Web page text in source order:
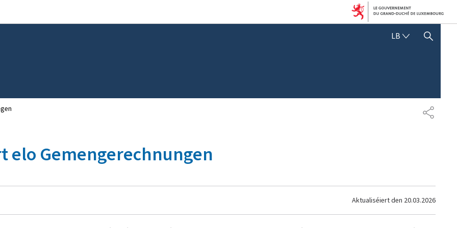
LB SHOW HIDE SEARCH
elo Gemengerechnungen
Aktualiséiert den 20.03.2026